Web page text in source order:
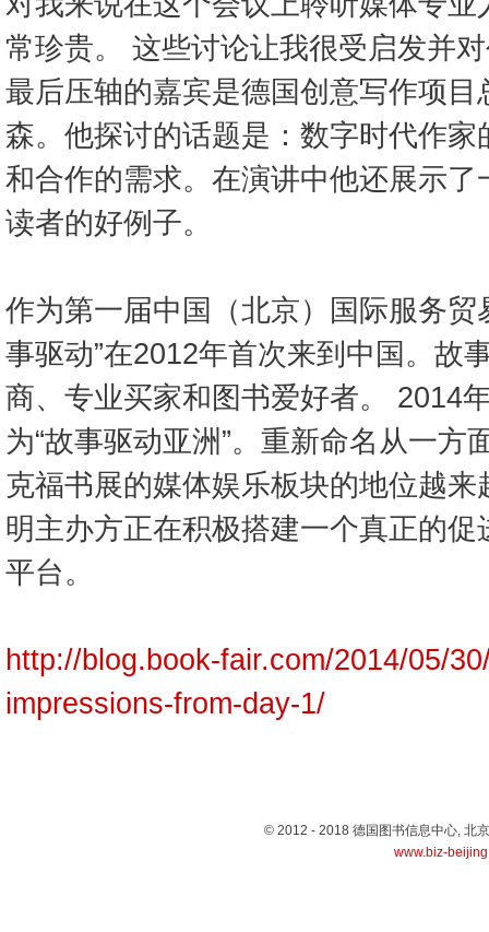
常珍贵。 这些讨论让我很受启发并
最后压轴的嘉宾是德国创意写作项目
森。他探讨的话题是：数字时代作
和合作的需求。在演讲中他还展示
读者的好例子。
作为第一届中国（北京）国际服务贸
事驱动”在2012年首次来到中国。故
商、专业买家和图书爱好者。 2014
为“故事驱动亚洲”。重新命名从一方
克福书展的媒体娱乐板块的地位越
明主办方正在积极搭建一个真正的
平台。
http://blog.book-fair.com/2014/05/
impressions-from-day-1/
© 2012 - 2018 德国图书信息中心, 北
www.biz-